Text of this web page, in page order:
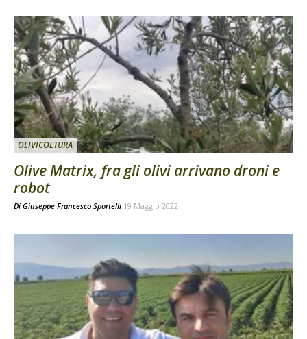
OLIVICOLTURA
Olive Matrix, fra gli olivi arrivano droni e
robot
Di Giuseppe Francesco Sportelli 19 Maggio 2022